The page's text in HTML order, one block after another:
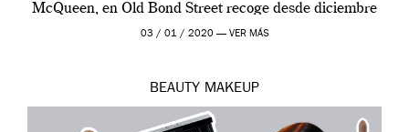
McQueen, en Old Bond Street recoge desde diciembre
de 2019 hasta final de abril […]
03 / 01 / 2020 — VER MÁS
BEAUTY MAKEUP